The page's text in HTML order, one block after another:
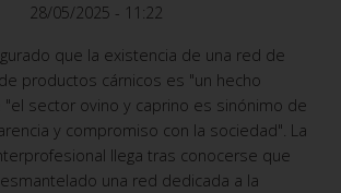
28/05/2025 - 11:22
que la existencia de una red de
productos cárnicos es "un hecho
sector ovino y caprino es sinónimo de
y compromiso con la sociedad". La
llega tras conocerse que
una red dedicada a la